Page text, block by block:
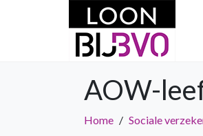
AOW-
Home Sociale